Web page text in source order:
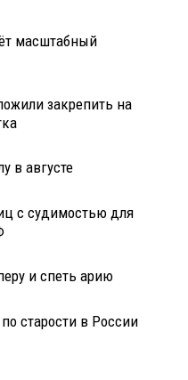
масштабный
закрепить на
в августе
с судимостью для
и спеть арию
старости в России